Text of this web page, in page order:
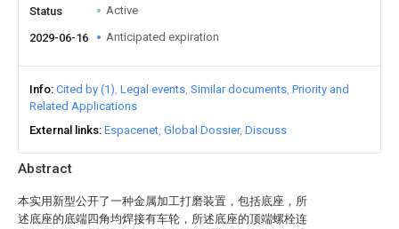
Abstract
本实用新型公开了一种金属加工打磨装置，包括底座，所
述底座的底端四角均焊接有车轮，所述底座的顶端螺栓连
Status Active
2029-06-16 Anticipated expiration
Info Cited by (1) Legal events Similar documents Priority and
Related Applications
External links Espacenet Global Dossier Discuss